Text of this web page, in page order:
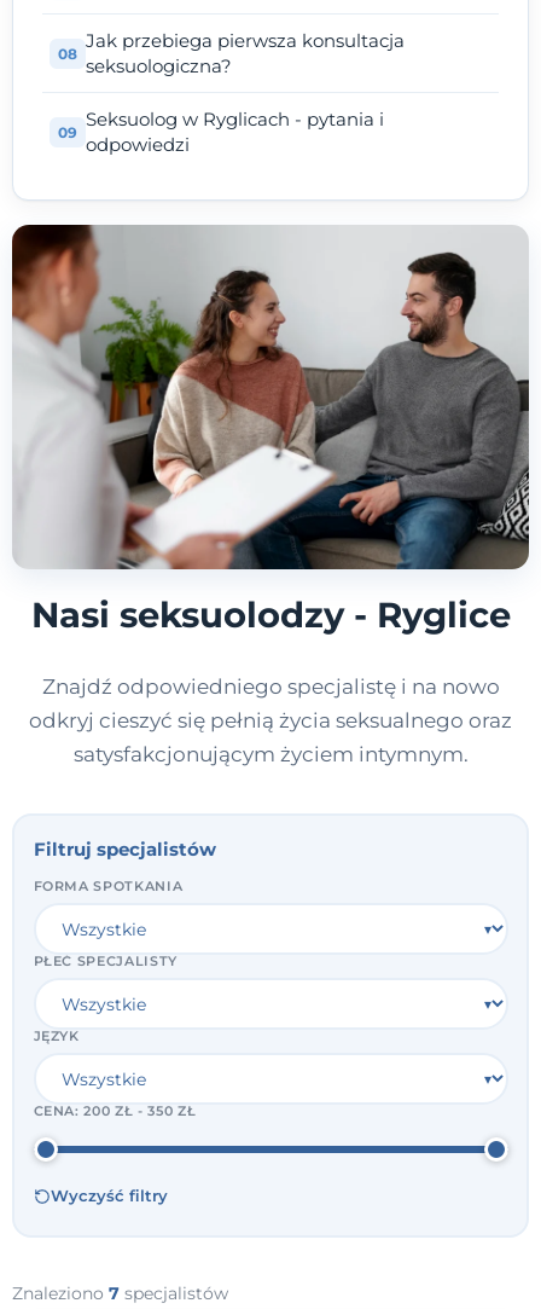
Jak przebiega pierwsza konsultacja
seksuologiczna?
Seksuolog w Ryglicach - pytania i
odpowiedzi
Nasi seksuolodzy - Ryglice
Znajdź odpowiedniego specjalistę i na nowo
odkryj cieszyć się pełnią życia seksualnego oraz
satysfakcjonującym życiem intymnym.
Filtruj specjalistów
FORMA SPOTKANIA
PŁEĆ SPECJALISTY
JĘZYK
CENA:200 ZŁ - 350 ZŁ
Wyczyść filtry
Znaleziono 7 specjalistów